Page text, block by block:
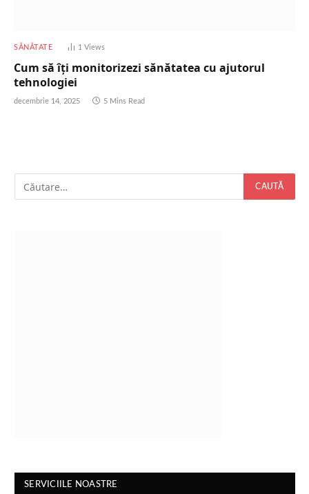
SĂNĂTATE 1Views
Cum să îți monitorizezi sănătatea cu ajutorul
tehnologiei
decembrie 14, 2025 5 Mins Read
SERVICIILE NOASTRE